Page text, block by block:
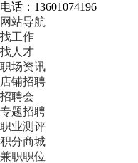
电话：13601074196
网站导航
找工作
找人才
职场资讯
店铺招聘
招聘会
专题招聘
职业测评
积分商城
兼职职位